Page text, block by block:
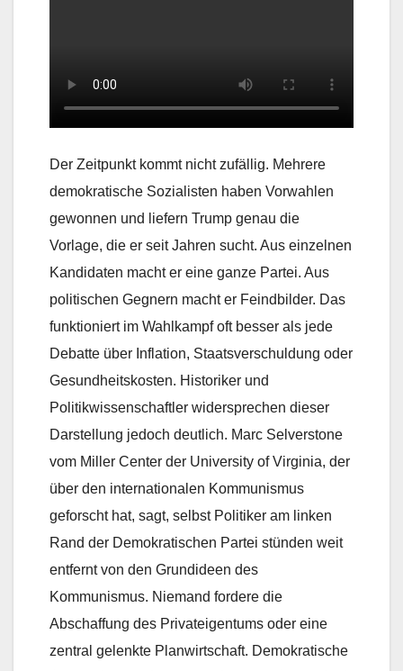
Der Zeitpunkt kommt nicht zufällig. Mehrere
demokratische Sozialisten haben Vorwahlen
gewonnen und liefern Trump genau die
Vorlage, die er seit Jahren sucht. Aus einzelnen
Kandidaten macht er eine ganze Partei. Aus
politischen Gegnern macht er Feindbilder. Das
funktioniert im Wahlkampf oft besser als jede
Debatte über Inflation, Staatsverschuldung oder
Gesundheitskosten. Historiker und
Politikwissenschaftler widersprechen dieser
Darstellung jedoch deutlich. Marc Selverstone
vom Miller Center der University of Virginia, der
über den internationalen Kommunismus
geforscht hat, sagt, selbst Politiker am linken
Rand der Demokratischen Partei stünden weit
entfernt von den Grundideen des
Kommunismus. Niemand fordere die
Abschaffung des Privateigentums oder eine
zentral gelenkte Planwirtschaft. Demokratische